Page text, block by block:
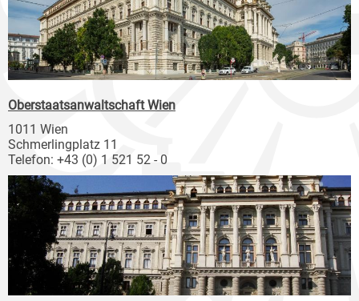
Oberstaatsanwaltschaft Wien
1011 Wien
Schmerlingplatz 11
Telefon: +43 (0) 1 521 52 - 0